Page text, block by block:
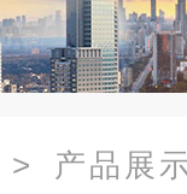
> 产品展